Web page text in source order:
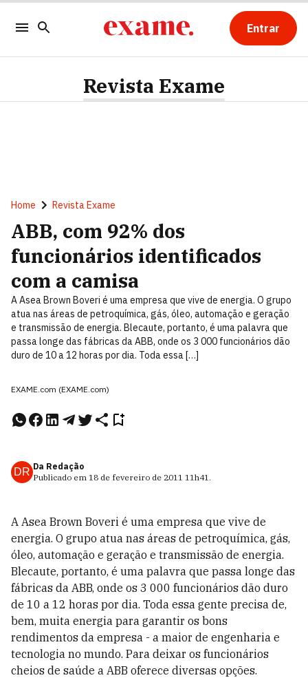
Entrar
Revista Exame
Home Revista Exame
ABB, com 92% dos
funcionários identificados
com a camisa
A Asea Brown Boveri é uma empresa que vive de energia. O grupo
atua nas áreas de petroquímica, gás, óleo, automação e geração
e transmissão de energia. Blecaute, portanto, é uma palavra que
passa longe das fábricas da ABB, onde os 3 000 funcionários dão
duro de 10 a 12 horas por dia. Toda essa […]
EXAME.com (EXAME.com)
DR Da Redação
Publicado em 18 de fevereiro de 2011 11h41.
A Asea Brown Boveri é uma empresa que vive de
energia. O grupo atua nas áreas de petroquímica, gás,
óleo, automação e geração e transmissão de energia.
Blecaute, portanto, é uma palavra que passa longe das
fábricas da ABB, onde os 3 000 funcionários dão duro
de 10 a 12 horas por dia. Toda essa gente precisa de,
bem, muita energia para garantir os bons
rendimentos da empresa - a maior de engenharia e
tecnologia no mundo. Para deixar os funcionários
cheios de saúde a ABB oferece diversas opções.